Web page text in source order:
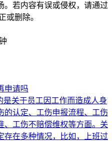
。若内容有误或侵权，请通过
或删除。
申请吗
是关于员工因工作而造成人身
的认定、工伤申报流程、工伤
、工伤不赔偿维权等方面。关
存在多种情况，比如，上班过